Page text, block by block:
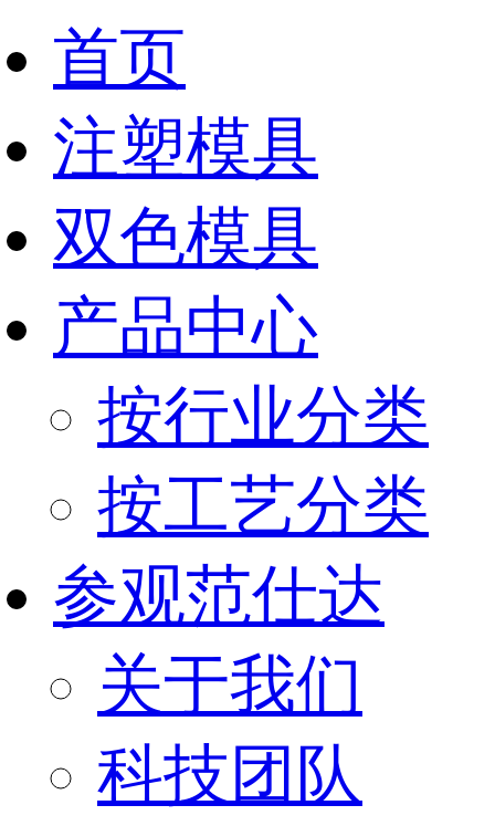
首页
注塑模具
双色模具
产品中心
按行业分类
按工艺分类
参观范仕达
关于我们
科技团队